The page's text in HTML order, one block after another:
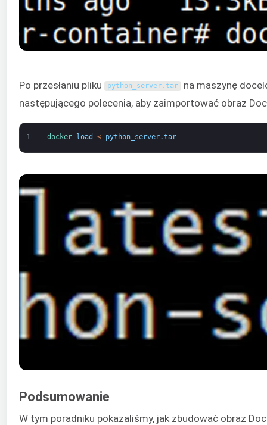
Po przesłaniu pliku python_server.tar na maszynę
następującego polecenia, aby zaimportować obraz
1 docker load < python_server.tar
Podsumowanie
W tym poradniku pokazaliśmy, jak zbudować obraz